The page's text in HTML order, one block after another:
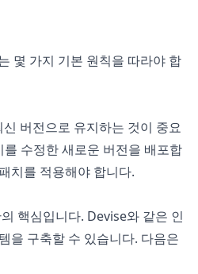
몇 가지 기본 원칙을 따라야 합
버전으로 유지하는 것이 중요
수정한 새로운 버전을 배포합
치를 적용해야 합니다.
핵심입니다. Devise와 같은 인
을 구축할 수 있습니다. 다음은